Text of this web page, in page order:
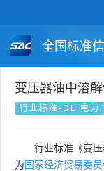
全国标准
国家标准
国外标准
变压器油中溶
行业标准-DL 电力
行业标准《变
为国家经济贸易委